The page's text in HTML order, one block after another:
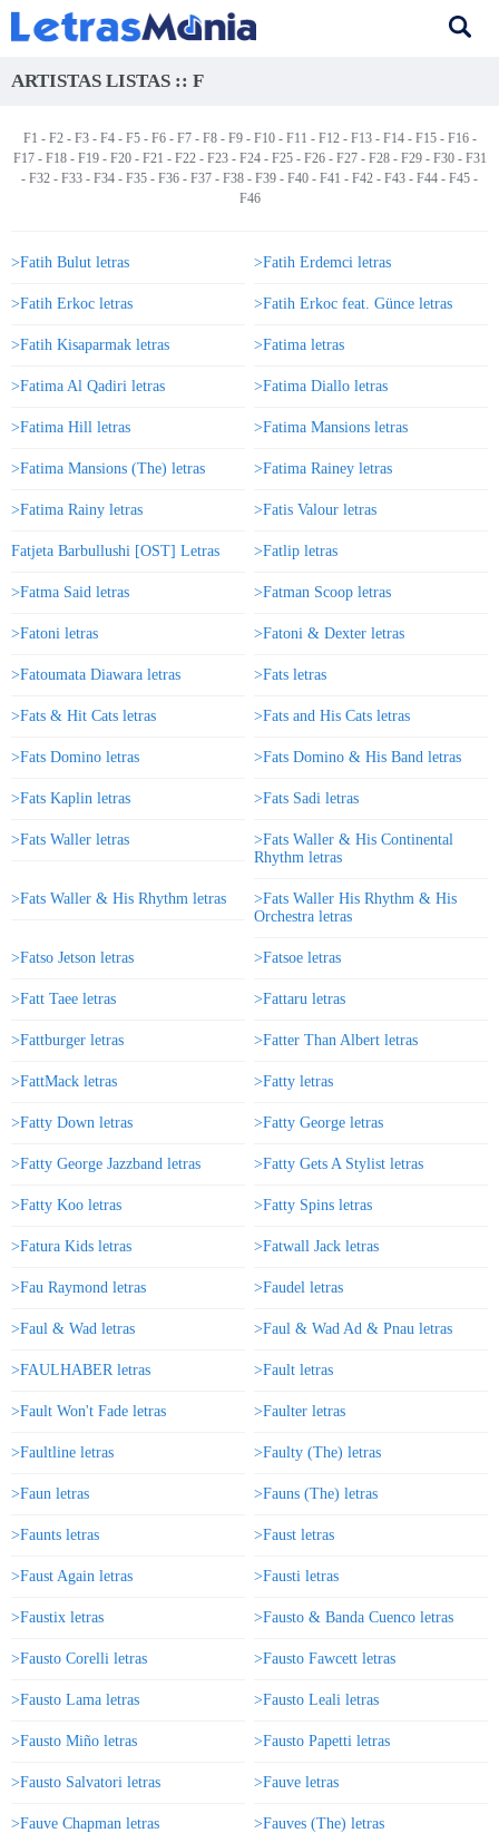
ARTISTAS LISTAS :: F
F1 - F2- F3- F4- F5- F6- F7- F8- F9 - F10- F11 - F12- F13- F14- F15- F16-
F17- F18- F19- F20- F21 - F22- F23- F24- F25- F26- F27- F28- F29- F30- F31
- F32 - F33 - F34 - F35 - F36 - F37 - F38 - F39 - F40 - F41 - F42 - F43 - F44 - F45 -
F46
>Fatih Bulut letras >Fatih Erdemci letras
>Fatih Erkoc letras >Fatih Erkoc feat. Günce letras
>Fatih Kisaparmak letras >Fatima letras
>Fatima Al Qadiri letras >Fatima Diallo letras
>Fatima Hill letras >Fatima Mansions letras
>Fatima Mansions (The) letras >Fatima Rainey letras
>Fatima Rainy letras >Fatis Valour letras
Fatjeta Barbullushi [OST] Letras >Fatlip letras
>Fatma Said letras >Fatman Scoop letras
>Fatoni letras >Fatoni & Dexter letras
>Fatoumata Diawara letras >Fats letras
>Fats & Hit Cats letras >Fats and His Cats letras
>Fats Domino letras >Fats Domino & His Band letras
>Fats Kaplin letras >Fats Sadi letras
>Fats Waller letras
>Fats Waller & His Continental
Rhythm letras
>Fats Waller & His Rhythm letras
>Fats Waller His Rhythm & His
Orchestra letras
>Fatso Jetson letras >Fatsoe letras
>Fatt Taee letras >Fattaru letras
>Fattburger letras >Fatter Than Albert letras
>FattMack letras >Fatty letras
>Fatty Down letras >Fatty George letras
>Fatty George Jazzband letras >Fatty Gets A Stylist letras
>Fatty Koo letras >Fatty Spins letras
>Fatura Kids letras >Fatwall Jack letras
>Fau Raymond letras >Faudel letras
>Faul & Wad letras >Faul & Wad Ad & Pnau letras
>FAULHABER letras >Fault letras
>Fault Won't Fade letras >Faulter letras
>Faultline letras >Faulty (The) letras
>Faun letras >Fauns (The) letras
>Faunts letras >Faust letras
>Faust Again letras >Fausti letras
>Faustix letras >Fausto & Banda Cuenco letras
>Fausto Corelli letras >Fausto Fawcett letras
>Fausto Lama letras >Fausto Leali letras
>Fausto Miño letras >Fausto Papetti letras
>Fausto Salvatori letras >Fauve letras
>Fauve Chapman letras >Fauves (The) letras